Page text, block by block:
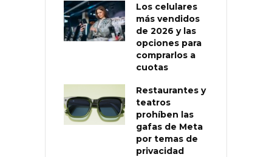
Los celulares
más vendidos
de 2026 y las
opciones para
comprarlos a
cuotas
Restaurantes y
teatros
prohíben las
gafas de Meta
por temas de
privacidad